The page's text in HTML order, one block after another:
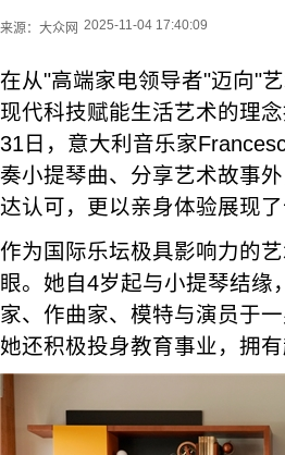
来源： 大众网 2025-11-04 17:40:09
在从"高端家电领导者"迈向"
现代科技赋能生活艺术的理
31日，意大利音乐家
奏小提琴曲、分享艺术故事
达认可，更以亲身体验展现
作为国际乐坛极具影响力的
眼。她自4岁起与小提琴结缘
家、作曲家、模特与演员于
她还积极投身教育事业，拥